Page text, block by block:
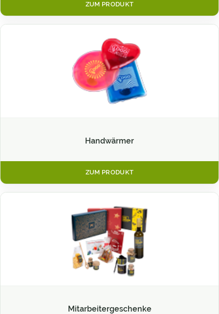
ZUM PRODUKT
Handwärmer
ZUM PRODUKT
Mitarbeitergeschenke